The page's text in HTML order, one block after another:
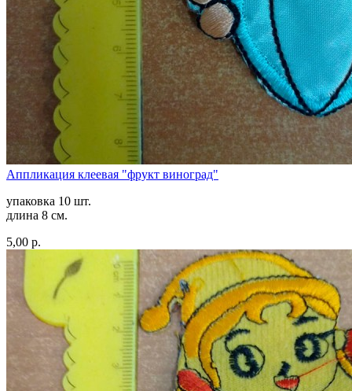
Аппликация клеевая "фрукт виноград"
упаковка 10 шт.
длина 8 см.
5,00 р.